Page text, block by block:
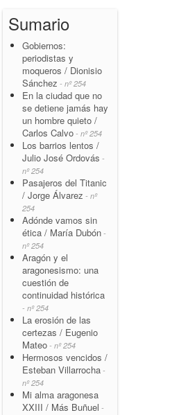
Sumario
Gobiernos:
periodistas y
moqueros / Dionisio
Sánchez - nº 254
En la ciudad que no
se detiene jamás hay
un hombre quieto /
Carlos Calvo - nº 254
Los barrios lentos /
Julio José Ordovás -
nº 254
Pasajeros del Titanic
/ Jorge Álvarez - nº
254
Adónde vamos sin
ética / María Dubón -
nº 254
Aragón y el
aragonesismo: una
cuestión de
continuidad histórica
- nº 254
La erosión de las
certezas / Eugenio
Mateo - nº 254
Hermosos vencidos /
Esteban Villarrocha -
nº 254
Mi alma aragonesa
XXIII / Más Buñuel -